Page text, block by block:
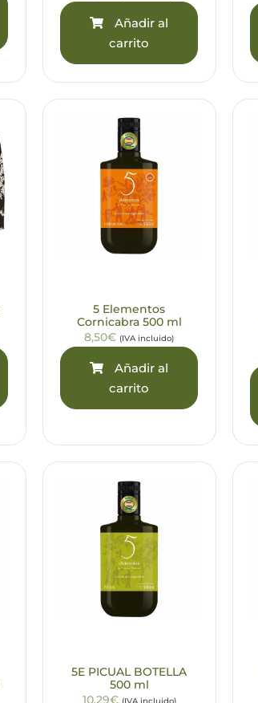
Añadir al
carrito
5 Elementos
Cornicabra 500 ml
8,50€ (IVA incluido)
Añadir al
carrito
5E PICUAL BOTELLA
500 ml